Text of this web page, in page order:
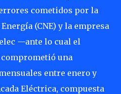
cometidos por la
(CNE) y la empresa
—ante lo cual el
una
entre enero y
Eléctrica, compuesta